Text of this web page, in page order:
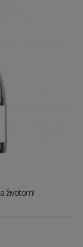
životom!